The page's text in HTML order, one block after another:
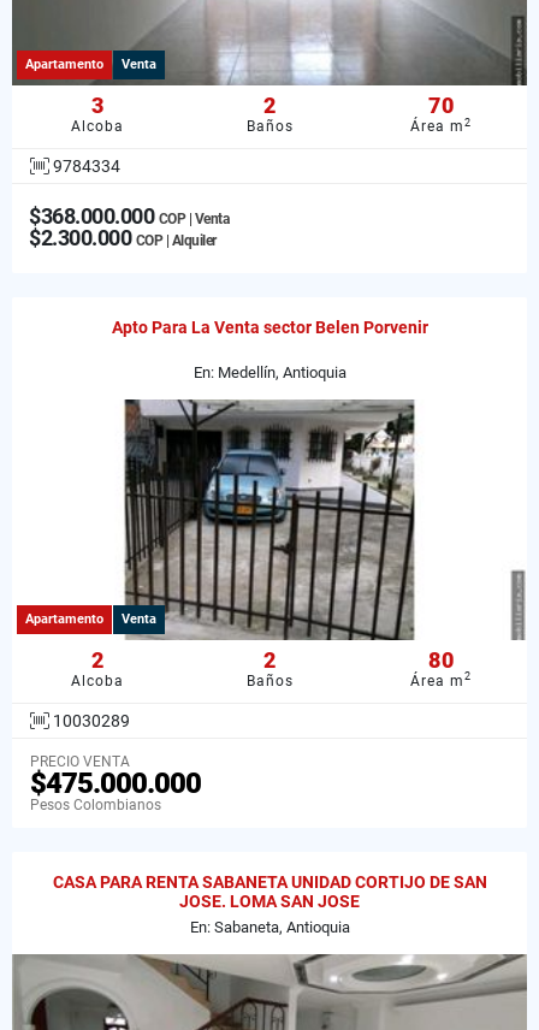
Apartamento Venta
3
Alcoba
2
Baños
70
Área m2
9784334
$368.000.000 COP | Venta
$2.300.000 COP | Alquiler
Apto Para La Venta sector Belen Porvenir
En: Medellín, Antioquia
Apartamento Venta
2
Alcoba
2
Baños
80
Área m2
10030289
PRECIO VENTA
$475.000.000
Pesos Colombianos
CASA PARA RENTA SABANETA UNIDAD CORTIJO DE SAN
JOSE. LOMA SAN JOSE
En: Sabaneta, Antioquia